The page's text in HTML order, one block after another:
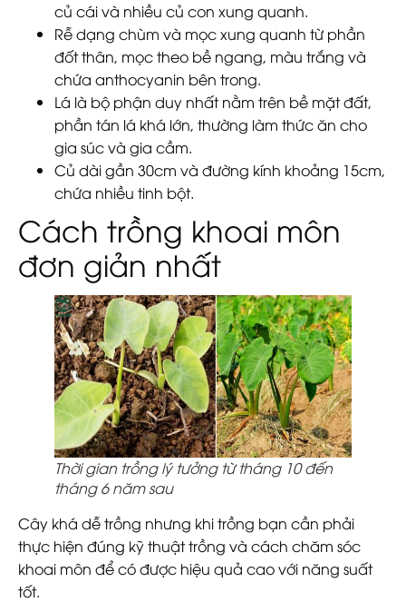
củ cái và nhiều củ con xung quanh.
Rễ dạng chùm và mọc xung quanh từ phần
đốt thân, mọc theo bề ngang, màu trắng và
chứa anthocyanin bên trong.
Lá là bộ phận duy nhất nằm trên bề mặt đất,
phần tán lá khá lớn, thường làm thức ăn cho
gia súc và gia cầm.
Củ dài gần 30cm và đường kính khoảng 15cm,
chứa nhiều tinh bột.
Cách trồng khoai môn
đơn giản nhất
Thời gian trồng lý tưởng từ tháng 10 đến
tháng 6 năm sau
Cây khá dễ trồng nhưng khi trồng bạn cần phải
thực hiện đúng kỹ thuật trồng và cách chăm sóc
khoai môn để có được hiệu quả cao với năng suất
tốt.